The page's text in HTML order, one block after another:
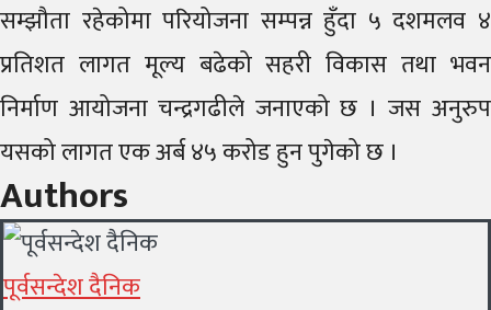
सम्झौता रहेकोमा परियोजना सम्पन्न हुँदा ५ दशमलव ४
प्रतिशत लागत मूल्य बढेको सहरी विकास तथा भवन
निर्माण आयोजना चन्द्रगढीले जनाएको छ । जस अनुरुप
यसको लागत एक अर्ब ४५ करोड हुन पुगेको छ ।
Authors
पूर्वसन्देश दैनिक